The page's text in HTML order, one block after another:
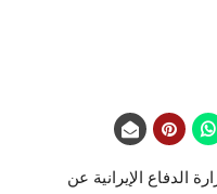
الدفاع الإيرانية عن